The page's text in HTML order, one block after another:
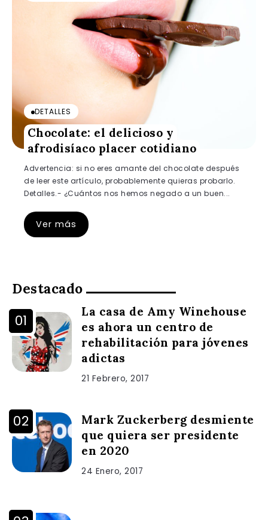
DETALLES
Chocolate: el delicioso y
afrodisíaco placer cotidiano
Advertencia: si no eres amante del chocolate después
de leer este artículo, probablemente quieras probarlo.
Detalles.- ¿Cuántos nos hemos negado a un buen...
Ver más
Destacado
La casa de Amy Winehouse
es ahora un centro de
rehabilitación para jóvenes
adictas
21 Febrero, 2017
Mark Zuckerberg desmiente
que quiera ser presidente
en 2020
24 Enero, 2017